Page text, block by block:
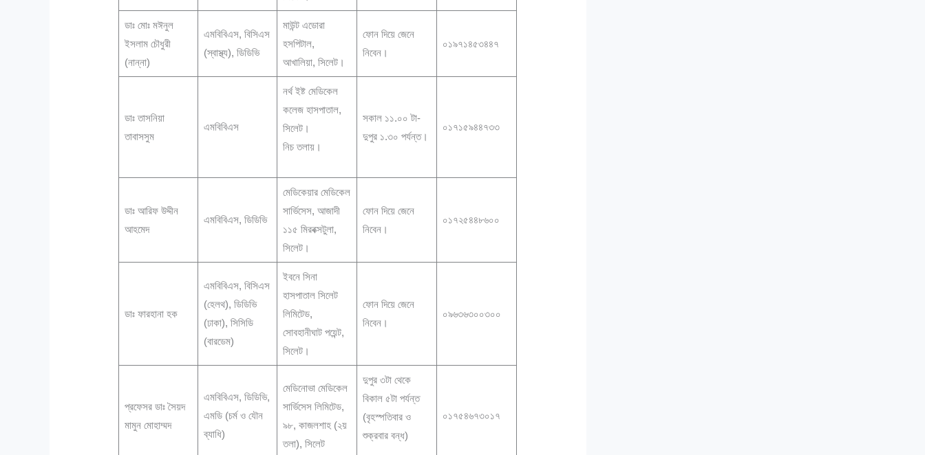
ডাঃ মোঃ মঈনুল
ইসলাম চৌধুরী
(নান্না)
এমবিবিএস, বিসিএস
(স্বাস্থ্য), ডিডিভি
মাউন্ট এডোরা
হসপিটাল,
আখালিয়া, সিলেট।
ফোন দিয়ে জেনে
নিবেন।
০১৯৭১৪৫৩৪৪৭
ডাঃ তাসনিয়া
তাবাসসুম
এমবিবিএস
নর্থ ইষ্ট মেডিকেল
কলেজ হাসপাতাল,
সিলেট।
নিচ তলায়।
সকাল ১১.০০ টা-
দুপুর ১.৩০ পর্যন্ত।
০১৭১৫৯৪৪৭৩৩
ডাঃ আরিফ উদ্দীন
আহমেদ
এমবিবিএস, ডিডিভি
মেডিকেয়ার মেডিকেল
সার্ভিসেস, আজাদী
১১৫ মিরবক্সটুলা,
সিলেট।
ফোন দিয়ে জেনে
নিবেন।
০১৭২৫৪৪৮৬০০
ডাঃ ফারহানা হক
এমবিবিএস, বিসিএস
(হেলথ), ডিডিভি
(ঢাকা), সিসিডি
(বারডেম)
ইবনে সিনা
হাসপাতাল সিলেট
লিমিটেড,
সোবহানীঘাট পয়েন্ট,
সিলেট।
ফোন দিয়ে জেনে
নিবেন।
০৯৬৩৬৩০০৩০০
প্রফেসর ডাঃ সৈয়দ
মামুন মোহাম্মদ
এমবিবিএস, ডিডিভি,
এমডি (চর্ম ও যৌন
ব্যাধি)
মেডিনোভা মেডিকেল
সার্ভিসেস লিমিটেড,
৯৮, কাজলশাহ (২য়
তলা), সিলেট
দুপুর ৩টা থেকে
বিকাল ৫টা পর্যন্ত
(বৃহস্পতিবার ও
শুক্রবার বন্ধ)
০১৭৫৪৬৭৩০১৭